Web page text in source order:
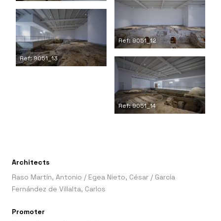
Ref: 9051_12
Ref: 9051_13
Ref: 9051_14
Architects
Raso Martín, Antonio / Egea Nieto, César / García
Fernández de Villalta, Carlos
Promoter